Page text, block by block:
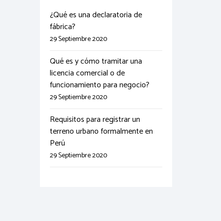
¿Qué es una declaratoria de
fábrica?
29 Septiembre 2020
Qué es y cómo tramitar una
licencia comercial o de
funcionamiento para negocio?
29 Septiembre 2020
Requisitos para registrar un
terreno urbano formalmente en
Perú
29 Septiembre 2020